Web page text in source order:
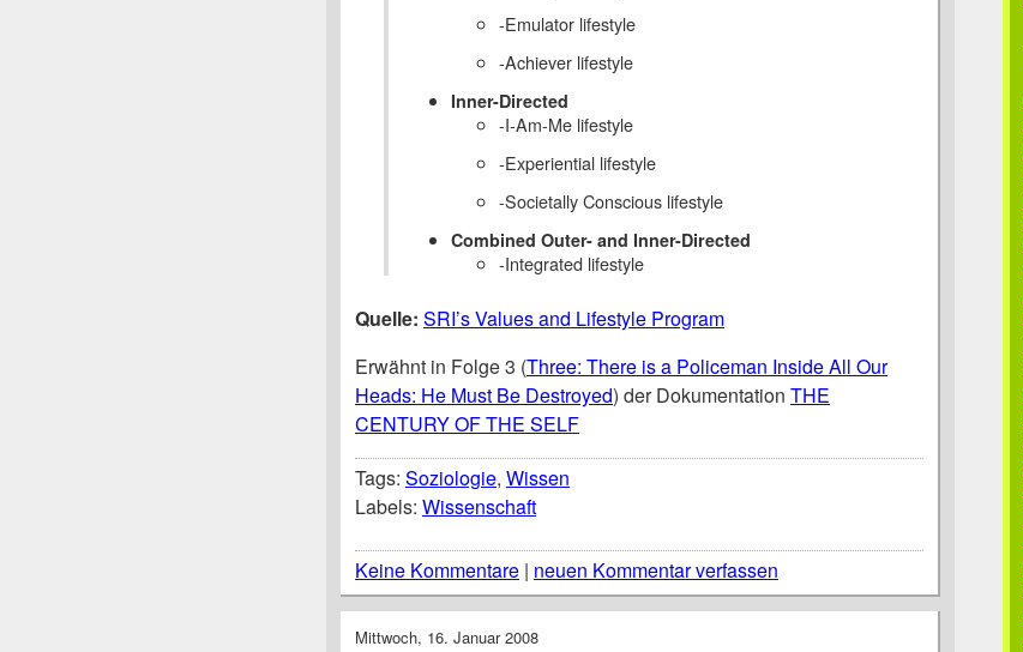
-Emulator lifestyle
-Achiever lifestyle
Inner-Directed
-I-Am-Me lifestyle
-Experiential lifestyle
-Societally Conscious lifestyle
Combined Outer- and Inner-Directed
-Integrated lifestyle
Quelle: SRI’s Values and Lifestyle Program
Erwähnt in Folge 3 (Three: There is a Policeman Inside All Our
Heads: He Must Be Destroyed) der Dokumentation THE
CENTURY OF THE SELF
Tags: Soziologie, Wissen
Labels: Wissenschaft
Keine Kommentare | neuen Kommentar verfassen
Mittwoch, 16. Januar 2008